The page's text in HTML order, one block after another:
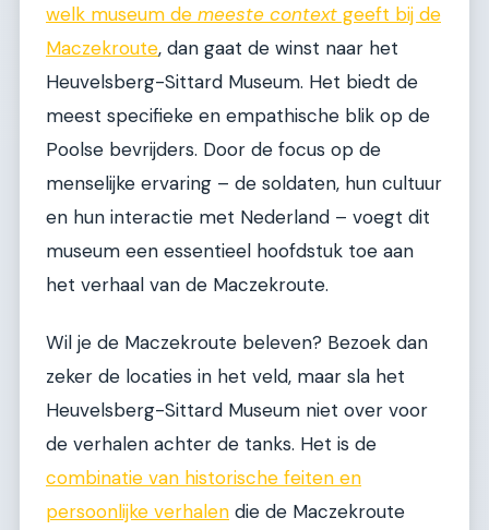
welk museum de meeste context geeft bij de
Maczekroute, dan gaat de winst naar het
Heuvelsberg-Sittard Museum. Het biedt de
meest specifieke en empathische blik op de
Poolse bevrijders. Door de focus op de
menselijke ervaring – de soldaten, hun cultuur
en hun interactie met Nederland – voegt dit
museum een essentieel hoofdstuk toe aan
het verhaal van de Maczekroute.
Wil je de Maczekroute beleven? Bezoek dan
zeker de locaties in het veld, maar sla het
Heuvelsberg-Sittard Museum niet over voor
de verhalen achter de tanks. Het is de
combinatie van historische feiten en
persoonlijke verhalen die de Maczekroute